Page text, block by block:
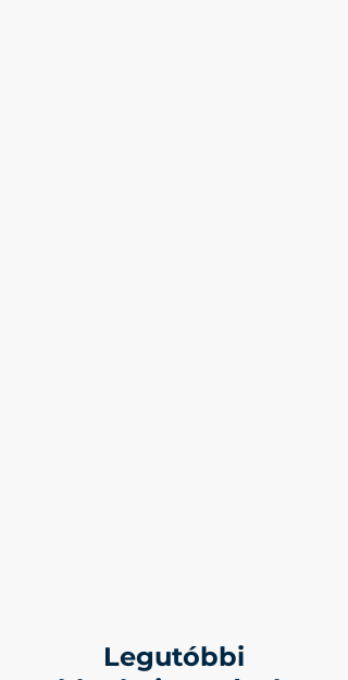
Legutóbbi